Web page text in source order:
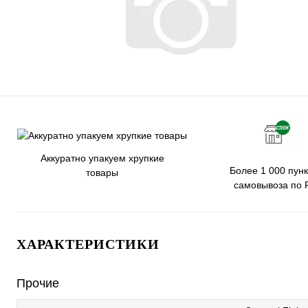
Аккуратно упакуем хрупкие
товары
Более 1 000
самовывоза по
ХАРАКТЕРИСТИКИ
Прочие